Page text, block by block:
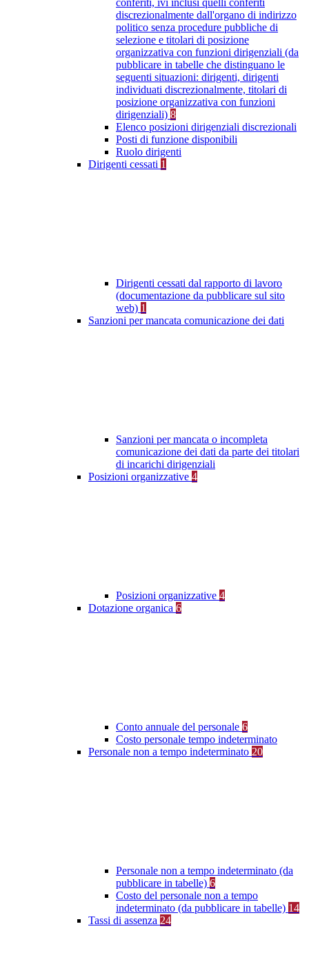
conferiti, ivi inclusi quelli conferiti
discrezionalmente dall'organo di indirizzo
politico senza procedure pubbliche di
selezione e titolari di posizione
organizzativa con funzioni dirigenziali (da
pubblicare in tabelle che distinguano le
seguenti situazioni: dirigenti, dirigenti
individuati discrezionalmente, titolari di
posizione organizzativa con funzioni
dirigenziali) 8
Elenco posizioni dirigenziali discrezionali
Posti di funzione disponibili
Ruolo dirigenti
Dirigenti cessati 1
Dirigenti cessati dal rapporto di lavoro
(documentazione da pubblicare sul sito
web) 1
Sanzioni per mancata comunicazione dei dati
Sanzioni per mancata o incompleta
comunicazione dei dati da parte dei titolari
di incarichi dirigenziali
Posizioni organizzative 4
Posizioni organizzative 4
Dotazione organica 6
Conto annuale del personale 6
Costo personale tempo indeterminato
Personale non a tempo indeterminato 20
Personale non a tempo indeterminato (da
pubblicare in tabelle) 6
Costo del personale non a tempo
indeterminato (da pubblicare in tabelle) 14
Tassi di assenza 24